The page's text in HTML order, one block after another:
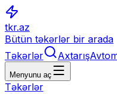
tkr.az
Bütün təkərlər bir arada
Təkərlər
Axtarış
Menyunu aç
Təkərlər